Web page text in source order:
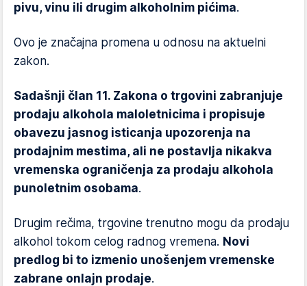
pivu, vinu ili drugim alkoholnim pićima.
Ovo je značajna promena u odnosu na aktuelni
zakon.
Sadašnji član 11. Zakona o trgovini zabranjuje
prodaju alkohola maloletnicima i propisuje
obavezu jasnog isticanja upozorenja na
prodajnim mestima, ali ne postavlja nikakva
vremenska ograničenja za prodaju alkohola
punoletnim osobama.
Drugim rečima, trgovine trenutno mogu da prodaju
alkohol tokom celog radnog vremena. Novi
predlog bi to izmenio unošenjem vremenske
zabrane onlajn prodaje.